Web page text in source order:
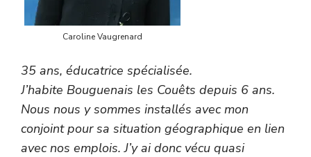
Caroline Vaugrenard
35 ans, éducatrice spécialisée.
J’habite Bouguenais les Couêts depuis 6 ans.
Nous nous y sommes installés avec mon
conjoint pour sa situation géographique en lien
avec nos emplois. J’y ai donc vécu quasi